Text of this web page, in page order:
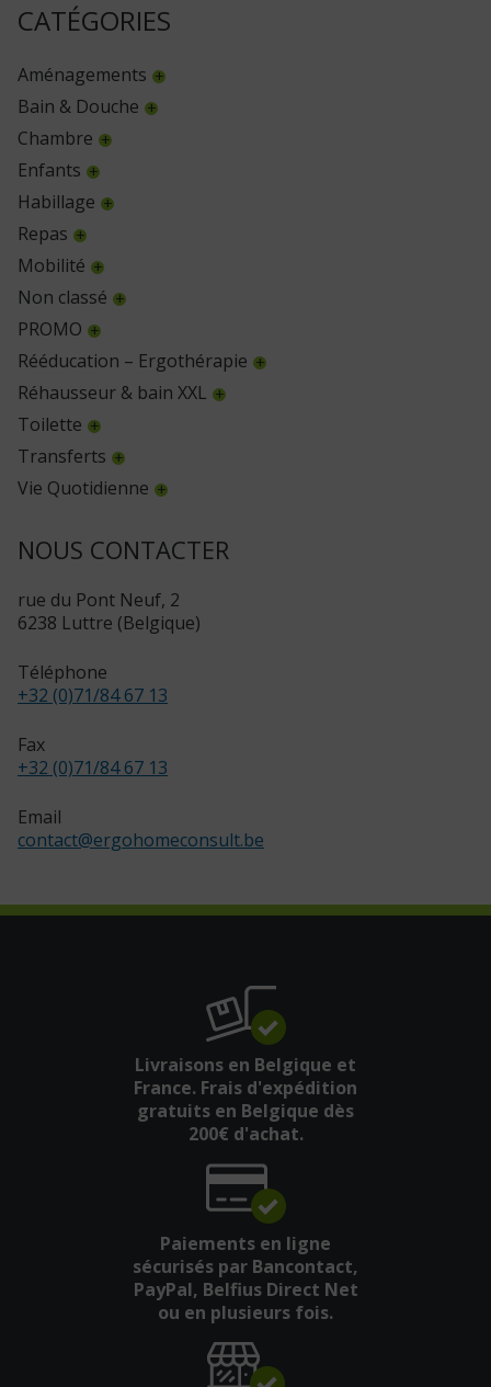
CATÉGORIES
Aménagements
Bain & Douche
Chambre
Enfants
Habillage
Repas
Mobilité
Non classé
PROMO
Rééducation – Ergothérapie
Réhausseur & bain XXL
Toilette
Transferts
Vie Quotidienne
NOUS CONTACTER
rue du Pont Neuf, 2
6238 Luttre (Belgique)
Téléphone
+32 (0)71/84 67 13
Fax
+32 (0)71/84 67 13
Email
contact@ergohomeconsult.be
Livraisons en Belgique et
France. Frais d'expédition
gratuits en Belgique dès
200€ d'achat.
Paiements en ligne
sécurisés par Bancontact,
PayPal, Belfius Direct Net
ou en plusieurs fois.